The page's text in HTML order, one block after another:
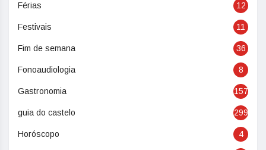
Férias 12
Festivais 11
Fim de semana 36
Fonoaudiologia 8
Gastronomia 157
guia do castelo 299
Horóscopo 4